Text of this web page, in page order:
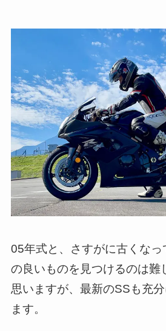
05年式と、さすがに古くな
の良いものを見つけるのは難
思いますが、最新のSSも充
ます。